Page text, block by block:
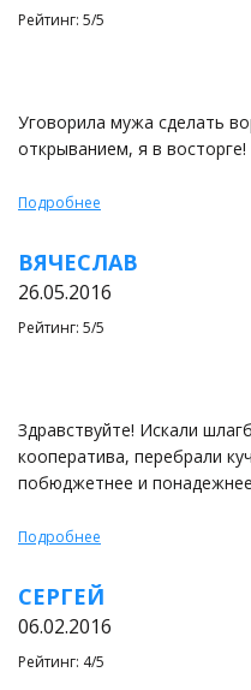
Рейтинг: 5/5
Уговорила мужа сделать
открыванием, я в восторге!
Подробнее
ВЯЧЕСЛАВ
26.05.2016
Рейтинг: 5/5
Здравствуйте! Искали
кооператива, перебрали
побюджетнее и
Подробнее
СЕРГЕЙ
06.02.2016
Рейтинг: 4/5